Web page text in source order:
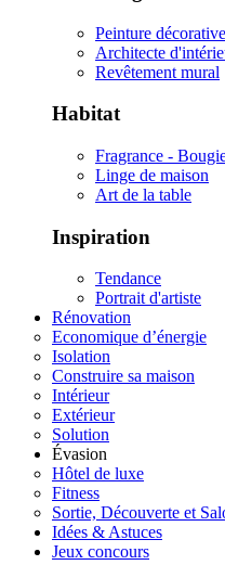
Peinture décorative
Architecte
Revêtement mural
Habitat
Fragrance -
Linge de maison
Art de la table
Inspiration
Tendance
Portrait d'artiste
Rénovation
Economique d’énergie
Isolation
Construire sa maison
Intérieur
Extérieur
Solution
Évasion
Hôtel de luxe
Fitness
Sortie, Découverte et
Idées & Astuces
Jeux concours